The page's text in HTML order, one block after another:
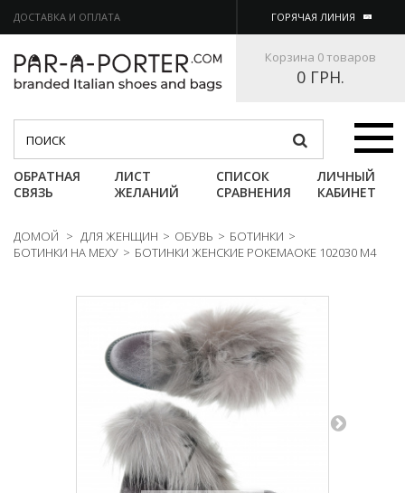
ДОСТАВКА И ОПЛАТА ГОРЯЧАЯ ЛИНИЯ
Корзина 0 товаров
0 ГРН.
Категории
ОБРАТНАЯ
СВЯЗЬ
ЛИСТ
ЖЕЛАНИЙ
СПИСОК
СРАВНЕНИЯ
ЛИЧНЫЙ
КАБИНЕТ
ДОМОЙ > ДЛЯ ЖЕНЩИН > ОБУВЬ > БОТИНКИ >
БОТИНКИ НА МЕХУ > БОТИНКИ ЖЕНСКИЕ POKEMAOKE 102030 M4